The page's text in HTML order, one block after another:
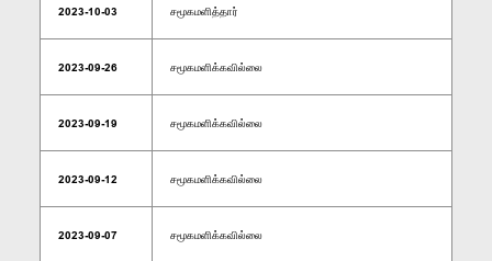
2023-10-03 சமூகமளித்தார்
2023-09-26 சமூகமளிக்கவில்லை
2023-09-19 சமூகமளிக்கவில்லை
2023-09-12 சமூகமளிக்கவில்லை
2023-09-07 சமூகமளிக்கவில்லை